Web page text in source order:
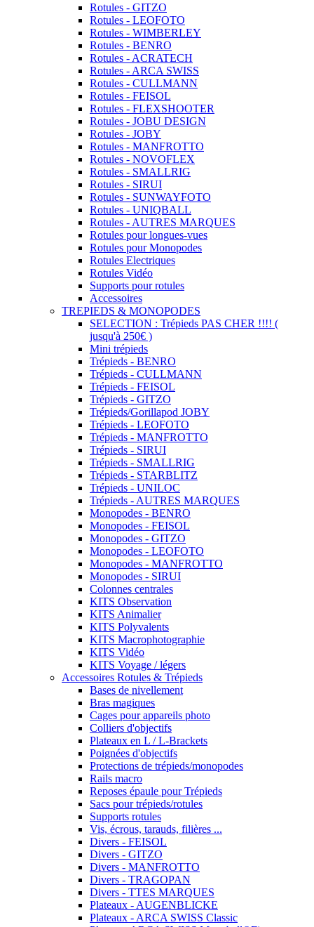
Rotules - GITZO
Rotules - LEOFOTO
Rotules - WIMBERLEY
Rotules - BENRO
Rotules - ACRATECH
Rotules - ARCA SWISS
Rotules - CULLMANN
Rotules - FEISOL
Rotules - FLEXSHOOTER
Rotules - JOBU DESIGN
Rotules - JOBY
Rotules - MANFROTTO
Rotules - NOVOFLEX
Rotules - SMALLRIG
Rotules - SIRUI
Rotules - SUNWAYFOTO
Rotules - UNIQBALL
Rotules - AUTRES MARQUES
Rotules pour longues-vues
Rotules pour Monopodes
Rotules Electriques
Rotules Vidéo
Supports pour rotules
Accessoires
TREPIEDS & MONOPODES
SELECTION : Trépieds PAS CHER !!!! (
jusqu'à 250€ )
Mini trépieds
Trépieds - BENRO
Trépieds - CULLMANN
Trépieds - FEISOL
Trépieds - GITZO
Trépieds/Gorillapod JOBY
Trépieds - LEOFOTO
Trépieds - MANFROTTO
Trépieds - SIRUI
Trépieds - SMALLRIG
Trépieds - STARBLITZ
Trépieds - UNILOC
Trépieds - AUTRES MARQUES
Monopodes - BENRO
Monopodes - FEISOL
Monopodes - GITZO
Monopodes - LEOFOTO
Monopodes - MANFROTTO
Monopodes - SIRUI
Colonnes centrales
KITS Observation
KITS Animalier
KITS Polyvalents
KITS Macrophotographie
KITS Vidéo
KITS Voyage / légers
Accessoires Rotules & Trépieds
Bases de nivellement
Bras magiques
Cages pour appareils photo
Colliers d'objectifs
Plateaux en L / L-Brackets
Poignées d'objectifs
Protections de trépieds/monopodes
Rails macro
Reposes épaule pour Trépieds
Sacs pour trépieds/rotules
Supports rotules
Vis, écrous, tarauds, filières ...
Divers - FEISOL
Divers - GITZO
Divers - MANFROTTO
Divers - TRAGOPAN
Divers - TTES MARQUES
Plateaux - AUGENBLICKE
Plateaux - ARCA SWISS Classic